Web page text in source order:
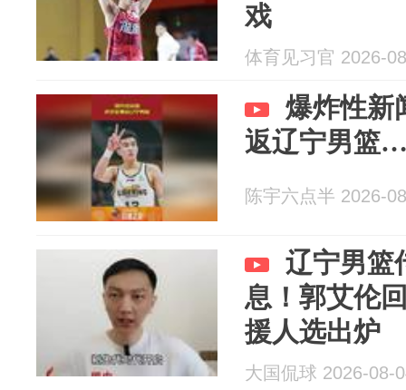
戏
体育见习官 2026-
爆炸性新
返辽宁男
陈宇六点半 2026-
辽宁男篮
息！郭艾伦
援人选出炉
大国侃球 2026-08-